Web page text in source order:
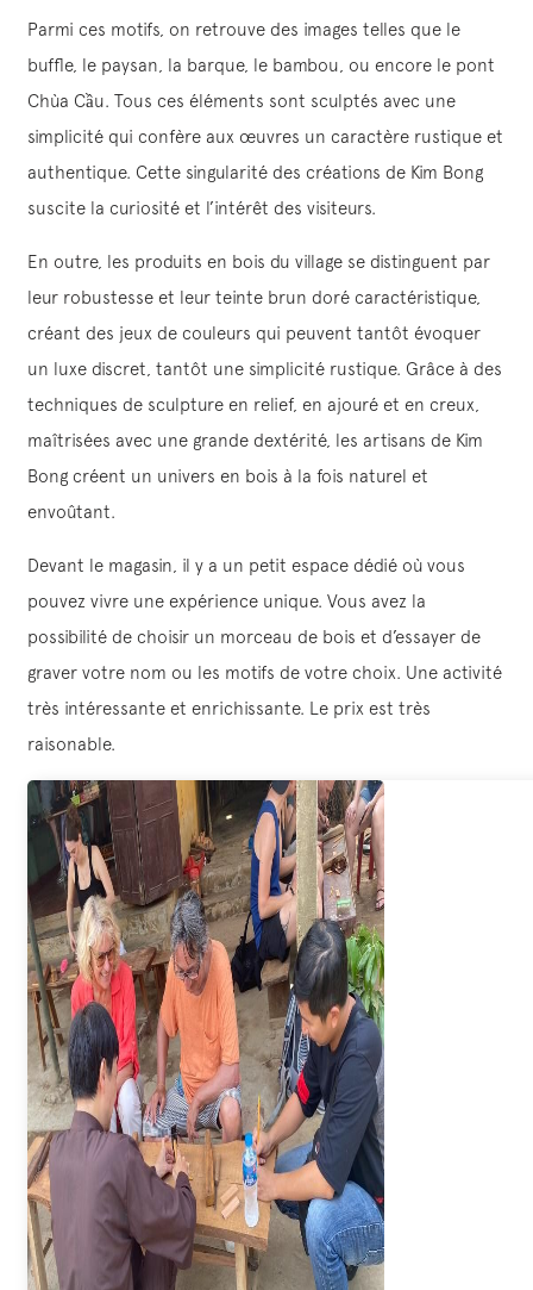
Parmi ces motifs, on retrouve des images telles que le
buffle, le paysan, la barque, le bambou, ou encore le pont
Chùa Cầu. Tous ces éléments sont sculptés avec une
simplicité qui confère aux œuvres un caractère rustique et
authentique. Cette singularité des créations de Kim Bong
suscite la curiosité et l’intérêt des visiteurs.
En outre, les produits en bois du village se distinguent par
leur robustesse et leur teinte brun doré caractéristique,
créant des jeux de couleurs qui peuvent tantôt évoquer
un luxe discret, tantôt une simplicité rustique. Grâce à des
techniques de sculpture en relief, en ajouré et en creux,
maîtrisées avec une grande dextérité, les artisans de Kim
Bong créent un univers en bois à la fois naturel et
envoûtant.
Devant le magasin, il y a un petit espace dédié où vous
pouvez vivre une expérience unique. Vous avez la
possibilité de choisir un morceau de bois et d’essayer de
graver votre nom ou les motifs de votre choix. Une activité
très intéressante et enrichissante. Le prix est très
raisonable.